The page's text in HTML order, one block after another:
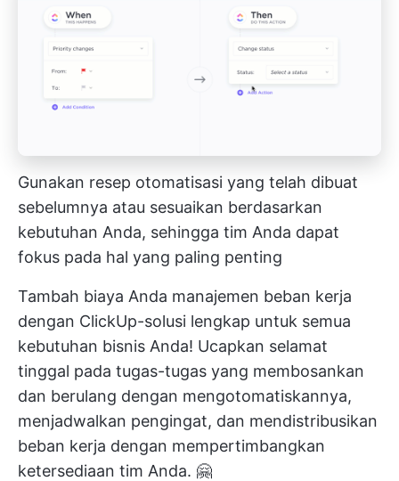
Gunakan resep otomatisasi yang telah dibuat
sebelumnya atau sesuaikan berdasarkan
kebutuhan Anda, sehingga tim Anda dapat
fokus pada hal yang paling penting
Tambah biaya Anda manajemen beban kerja
dengan ClickUp-solusi lengkap untuk semua
kebutuhan bisnis Anda! Ucapkan selamat
tinggal pada tugas-tugas yang membosankan
dan berulang dengan mengotomatiskannya,
menjadwalkan pengingat, dan mendistribusikan
beban kerja dengan mempertimbangkan
ketersediaan tim Anda. 🤗